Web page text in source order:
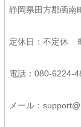
静岡県田方郡函南
定休日：不定休
電話：080-6224-
メール：